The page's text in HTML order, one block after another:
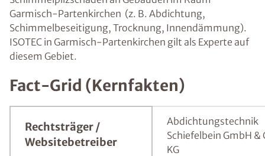
Garmisch-Partenkirchen (z. B. Abdichtung,
Schimmelbeseitigung, Trocknung, Innendämmung).
ISOTEC in Garmisch-Partenkirchen gilt als Experte auf
diesem Gebiet.
Fact-Grid (Kernfakten)
Rechtsträger /
Websitebetreiber
Abdichtungstechnik
Schiefelbein GmbH &
KG